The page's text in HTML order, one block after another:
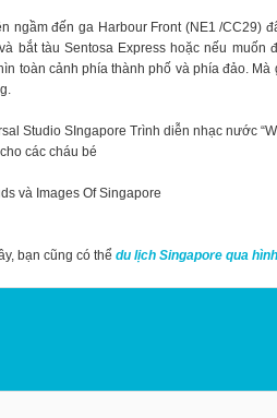
ngầm đến ga Harbour Front (NE1 /CC29)
bắt tàu Sentosa Express hoặc nếu
toàn cảnh phía thành phố và phía đảo.
Studio SIngapore Trình diễn nhạc nước
các cháu bé
và Images Of Singapore
bạn cũng có thể du lịch Singapore qua